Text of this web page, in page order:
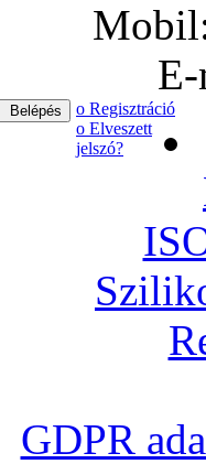
ο Regisztráció
ο Elveszett
jelszó?
GDPR